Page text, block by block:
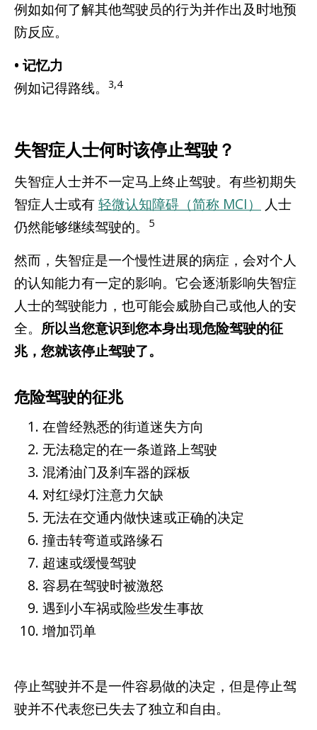
例如如何了解其他驾驶员的行为并作出及时地预
防反应。
• 记忆力
例如记得路线。
3,4
失智症人士何时该停止驾驶？
失智症人士并不一定马上终止驾驶。有些初期失
智症人士或有轻微认知障碍（简称 MCI）
人士
仍然能够继续驾驶的。
5
然而，失智症是一个慢性进展的病症，会对个人
的认知能力有一定的影响。它会逐渐影响失智症
人士的驾驶能力，也可能会威胁自己或他人的安
全。 所以当您意识到您本身出现危险驾驶的征
兆，您就该停止驾驶了。
危险驾驶的征兆
在曾经熟悉的街道迷失方向
无法稳定的在一条道路上驾驶
混淆油门及刹车器的踩板
对红绿灯注意力欠缺
无法在交通内做快速或正确的决定
撞击转弯道或路缘石
超速或缓慢驾驶
容易在驾驶时被激怒
遇到小车祸或险些发生事故
增加罚单
停止驾驶并不是一件容易做的决定，但是停止驾
驶并不代表您已失去了独立和自由。